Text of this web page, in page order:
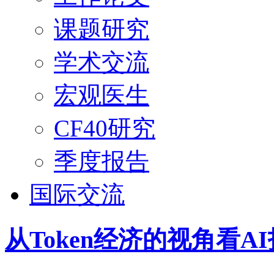
课题研究
学术交流
宏观医生
CF40研究
季度报告
国际交流
从Token经济的视角看